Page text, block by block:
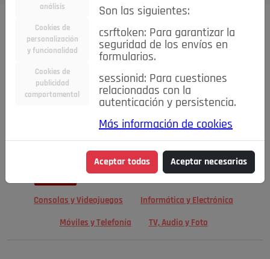
TODAS Deporte Bicicletas Deportes y Ocio
Electrodomésticos
Niños y Bebés Inmobiliaria Construcción y Reformas
Moda Accesorios Ropa Motor
Motor y Accesorios Motos Ocio
Cine, Libros y Música Coleccionismo Otros Otros
Consolas y Videojuegos Informática y Electrónica
Móviles y Telefonía TV, Audio y Foto
análisis
Cookies de
personalización
y funcionalidad
Cookies de
publicidad
comportamental
Son las siguientes:
csrftoken: Para garantizar la
seguridad de los envíos en
formularios.
sessionid: Para cuestiones
relacionadas con la
autenticación y persistencia.
Más información de cookies
Aceptar todas Aceptar necesarias